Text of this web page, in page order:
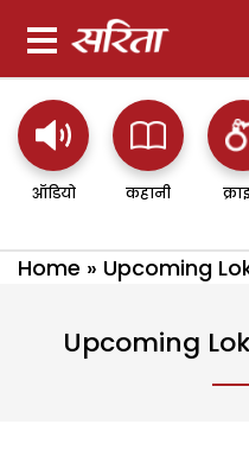
ऑडियो कहानी
Home » Upcoming
Upcoming